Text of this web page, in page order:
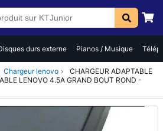
durs externe Pianos / Musique
Chargeur lenovo ›
CHARGEUR ADAPTABLE
LENOVO 4.5A GRAND BOUT ROND -